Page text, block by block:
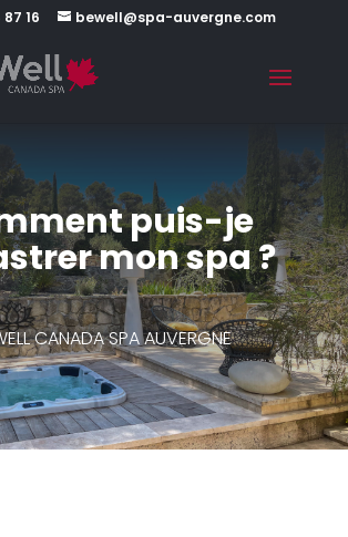
16 bewell@spa-auvergne.com
puis-je
mon spa ?
CANADA SPA AUVERGNE